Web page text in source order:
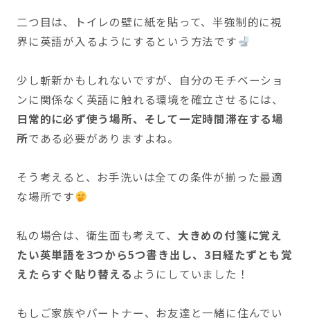
二つ目は、トイレの壁に紙を貼って、半強制的に視
界に英語が入るようにするという方法です
少し斬新かもしれないですが、自分のモチベーショ
ンに関係なく英語に触れる環境を確立させるには、
日常的に必ず使う場所、そして一定時間滞在する場
所である必要がありますよね。
そう考えると、お手洗いは全ての条件が揃った最適
な場所です
私の場合は、衛生面も考えて、 大きめの付箋に覚え
たい英単語を3つから5つ書き出し、3日経たずとも覚
えたらすぐ貼り替える ようにしていました！
もしご家族やパートナー、お友達と一緒に住んでい